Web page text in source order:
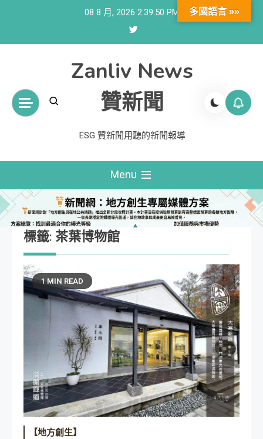
08 8 月, 2026 2:39:50 PM
Zanliv News
贊新聞
ESG 贊新聞用聽的新聞報導
Menu
標籤: 茶葉博物館
1 MIN READ
【地方創生】
多國語言 »»